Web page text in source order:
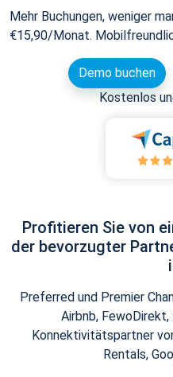
Mehr Buchungen, weniger
€15,90/Monat.
Demo buchen
Kostenlos
Profitieren Sie von
der bevorzugter
Preferred und Premier
Airbnb, FewoDirekt,
Konnektivitätspartner
Rentals,